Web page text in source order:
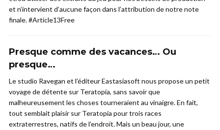
et n’intervient d’aucune façon dans l’attribution de notre note
finale. #Article13Free
Presque comme des vacances… Ou
presque…
Le studio Ravegan et l’éditeur Eastasiasoft nous propose un petit
voyage de détente sur Teratopia, sans savoir que
malheureusement les choses tourneraient au vinaigre. En fait,
tout semblait plaisir sur Teratopia pour trois races
extraterrestres, natifs de l’endroit. Mais un beau jour, une